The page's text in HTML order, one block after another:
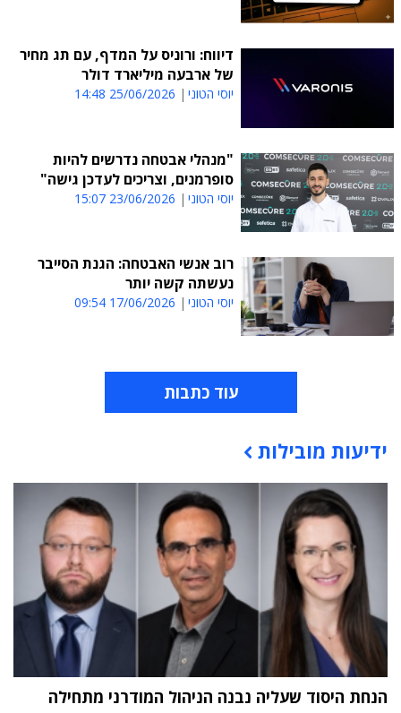
דיווח: ורוניס על המדף, עם תג מחיר
של ארבעה מיליארד דולר
יוסי הטוני 25/06/2026 14:48
"מנהלי אבטחה נדרשים להיות
סופרמנים, וצריכים לעדכן גישה"
יוסי הטוני 23/06/2026 15:07
רוב אנשי האבטחה: הגנת הסייבר
נעשתה קשה יותר
יוסי הטוני 17/06/2026 09:54
עוד כתבות
תוכן פרסומי
ידיעות מובילות
הנחת היסוד שעליה נבנה הניהול המודרני מתחילה